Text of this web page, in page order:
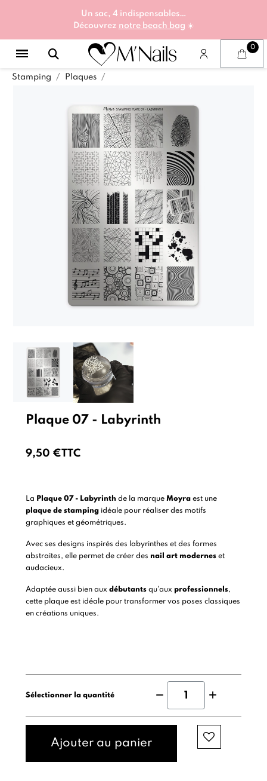
Un sac, 4 indispensables…
Découvrez notre beach bag ☀️
Stamping Plaques
Plaque 07 - Labyrinth
9,50 €TTC
La Plaque 07 - Labyrinthde la marque Moyraest une
plaque de stampingidéale pour réaliser des motifs
graphiques et géométriques.
Avec ses designs inspirés des labyrinthes et des formes
abstraites, elle permet de créer des nail art moderneset
audacieux.
Adaptée aussi bien aux débutantsqu'aux professionnels,
cette plaque est idéale pour transformer vos poses classiques
en créations uniques.
Sélectionner la quantité
Ajouter au panier